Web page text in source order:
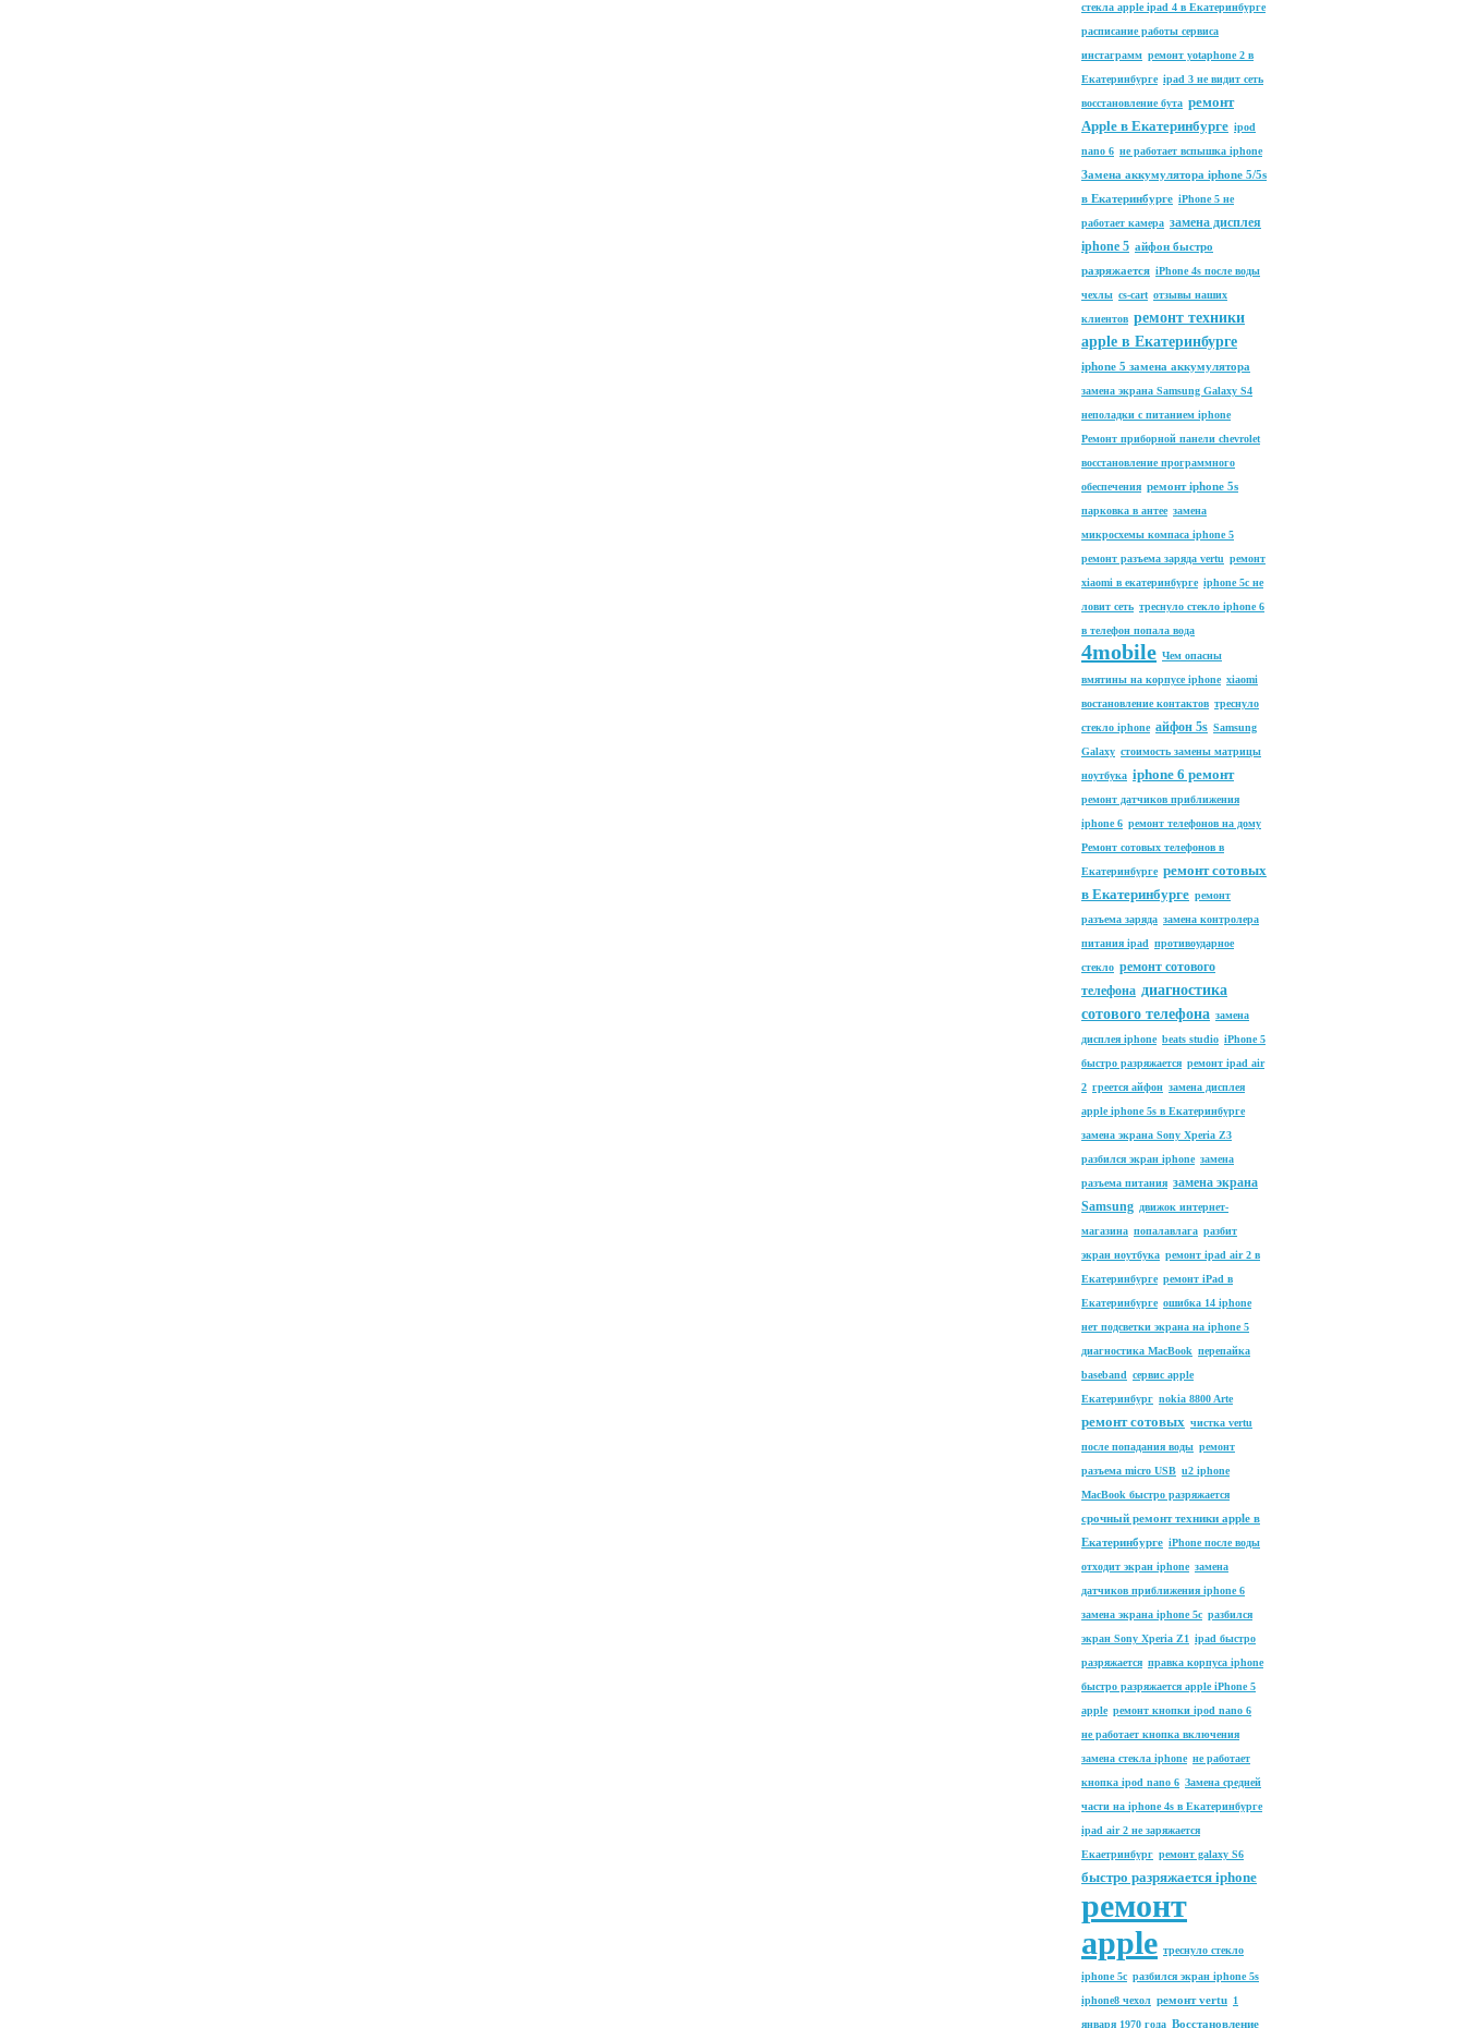
стекла apple ipad 4 в Екатеринбурге
расписание работы сервиса
инстаграмм ремонт yotaphone 2 в
Екатеринбурге ipad 3 не видит сеть
восстановление бута ремонт
Apple в Екатеринбурге ipod
nano 6 не работает вспышка iphone
Замена аккумулятора iphone 5/5s
в Екатеринбурге iPhone 5 не
работает камера замена дисплея
iphone 5 айфон быстро
разряжается iPhone 4s после воды
чехлы cs-cart отзывы наших
клиентов ремонт техники
apple в Екатеринбурге
iphone 5 замена аккумулятора
замена экрана Samsung Galaxy S4
неполадки с питанием iphone
Ремонт приборной панели chevrolet
восстановление программного
обеспечения ремонт iphone 5s
парковка в антее замена
микросхемы компаса iphone 5
ремонт разъема заряда vertu ремонт
xiaomi в екатеринбурге iphone 5c не
ловит сеть треснуло стекло iphone 6
в телефон попала вода
4mobile Чем опасны
вмятины на корпусе iphone xiaomi
востановление контактов треснуло
стекло iphone айфон 5s Samsung
Galaxy стоимость замены матрицы
ноутбука iphone 6 ремонт
ремонт датчиков приближения
iphone 6 ремонт телефонов на дому
Ремонт сотовых телефонов в
Екатеринбурге ремонт сотовых
в Екатеринбурге ремонт
разъема заряда замена контролера
питания ipad противоударное
стекло ремонт сотового
телефона диагностика
сотового телефона замена
дисплея iphone beats studio iPhone 5
быстро разряжается ремонт ipad air
2 греется айфон замена дисплея
apple iphone 5s в Екатеринбурге
замена экрана Sony Xperia Z3
разбился экран iphone замена
разъема питания замена экрана
Samsung движок интернет-
магазина попалавлага разбит
экран ноутбука ремонт ipad air 2 в
Екатеринбурге ремонт iPad в
Екатеринбурге ошибка 14 iphone
нет подсветки экрана на iphone 5
диагностика MacBook перепайка
baseband сервис apple
Екатеринбург nokia 8800 Arte
ремонт сотовых чистка vertu
после попадания воды ремонт
разъема micro USB u2 iphone
MacBook быстро разряжается
срочный ремонт техники apple в
Екатеринбурге iPhone после воды
отходит экран iphone замена
датчиков приближения iphone 6
замена экрана iphone 5c разбился
экран Sony Xperia Z1 ipad быстро
разряжается правка корпуса iphone
быстро разряжается apple iPhone 5
apple ремонт кнопки ipod nano 6
не работает кнопка включения
замена стекла iphone не работает
кнопка ipod nano 6 Замена средней
части на iphone 4s в Екатеринбурге
ipad air 2 не заряжается
Екаетринбург ремонт galaxy S6
быстро разряжается iphone
ремонт
apple треснуло стекло
iphone 5c разбился экран iphone 5s
iphone8 чехол ремонт vertu 1
января 1970 года Восстановление